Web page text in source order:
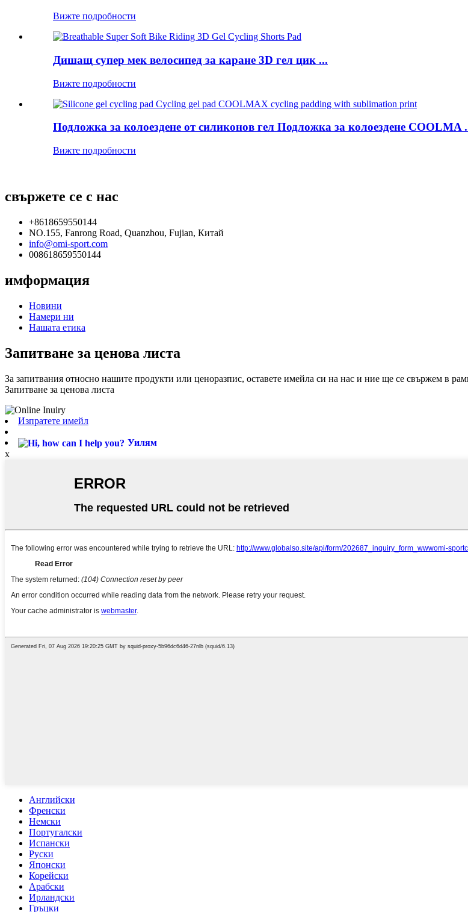
Вижте подробности
Дишащ супер мек велосипед за каране 3D гел цик ...
Вижте подробности
Подложка за колоездене от силиконов гел Подложка за колоездене COOLMA
Вижте подробности
свържете се с нас
+8618659550144
NO.155, Fanrong Road, Quanzhou, Fujian, Китай
info@omi-sport.com
008618659550144
имформация
Новини
Намери ни
Нашата етика
Запитване за ценова листа
За запитвания относно нашите продукти или ценоразпис, оставете имейла си на нас и ние ще се свържем в
Запитване за ценова листа
Изпратете имейл
Уилям
x
Английски
Френски
Немски
Португалски
Испански
Руски
Японски
Корейски
Арабски
Ирландски
Гръцки